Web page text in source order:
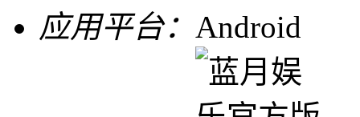
应用平台： Android